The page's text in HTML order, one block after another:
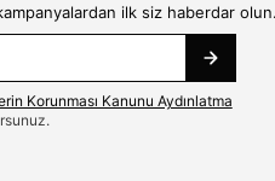
ilk siz haberdar olun.
Korunması Kanunu Aydınlatma